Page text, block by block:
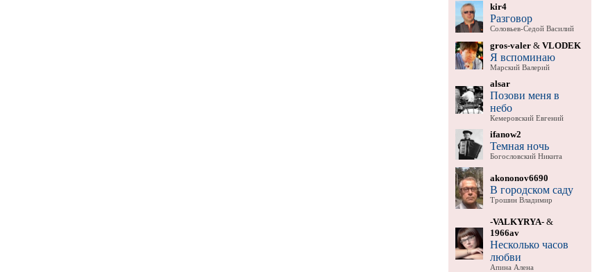
kir4
Разговор
Соловьев-Седой Василий
gros-valer& VLODEK
Я вспоминаю
Марский Валерий
alsar
Позови меня в
небо
Кемеровский Евгений
ifanow2
Темная ночь
Богословский Никита
akononov6690
В городском саду
Трошин Владимир
-VALKYRYA-&
1966av
Несколько часов
любви
Апина Алена